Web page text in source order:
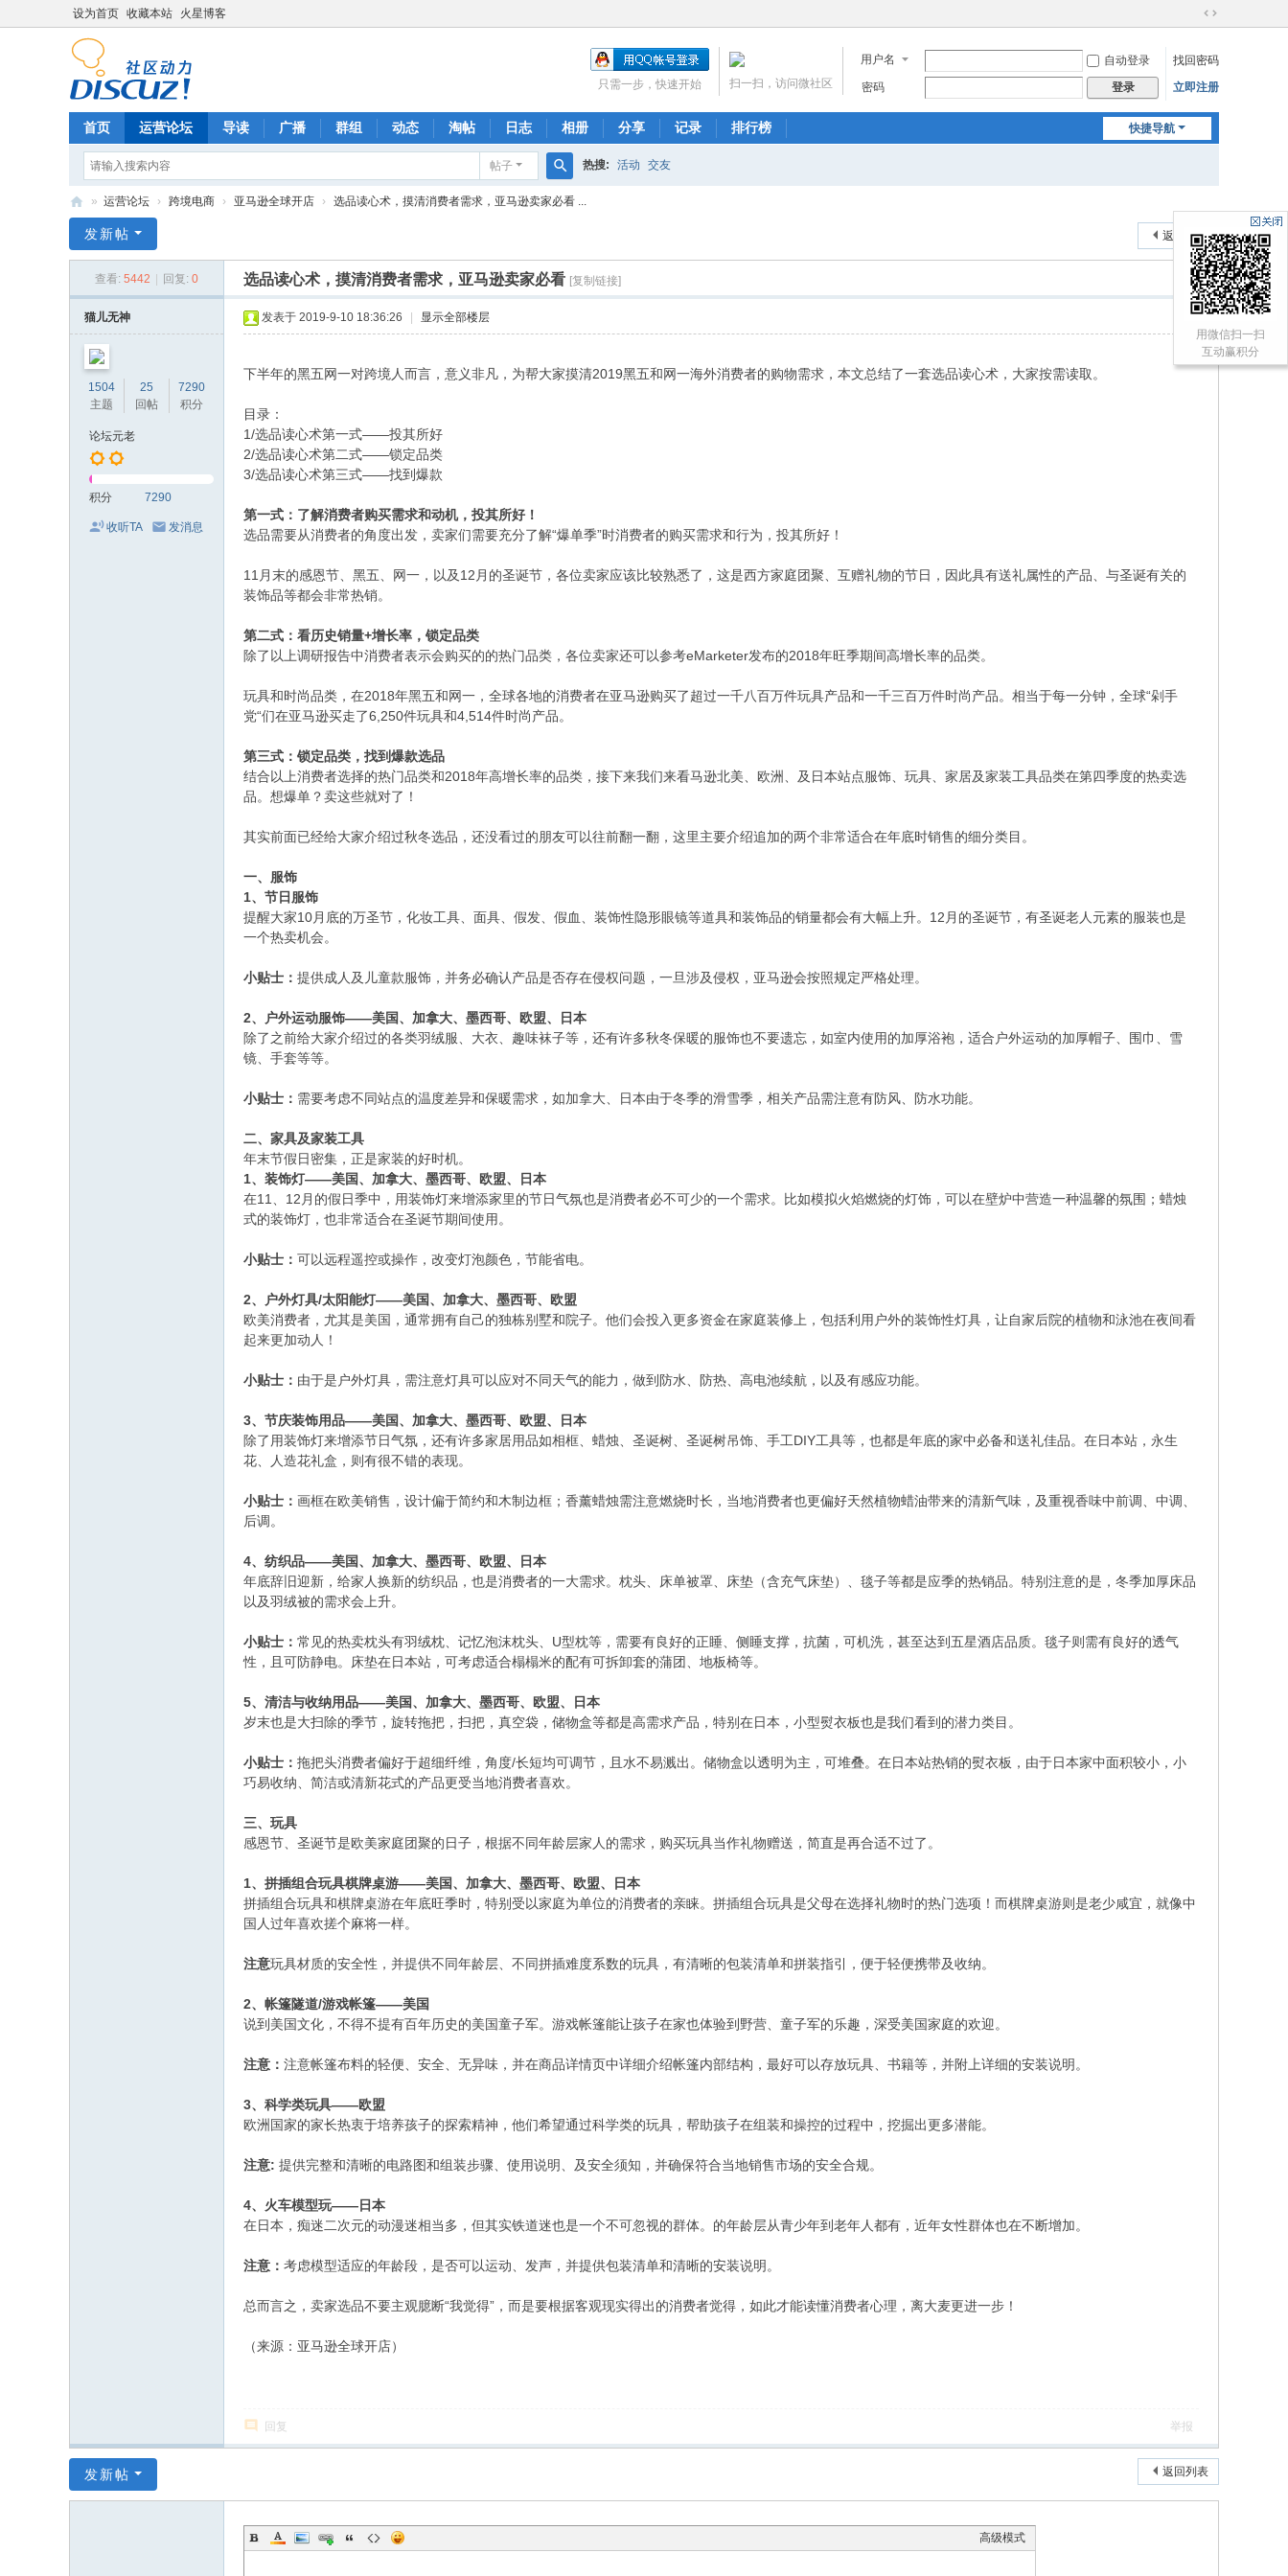
设为首页 收藏本站 火星博客
切
到
宽
用户名 自动登录
找回密码
密码
登录 立即注册
扫一扫，访问微社区
只需一步，快速开始
快捷导航
首页 运营论坛 导读 广播 群组 动态 淘帖 日志 相册 分享 记录 排行榜
帖子
搜
热搜: 活动 交友
商
» 运营论坛 › 跨境电商 › 亚马逊全球开店 › 选品读心术，摸清消费者需求，亚马逊卖家必看 ...
返回列表
发新帖
查看: 5442 回复: 0 选品读心术，摸清消费者需求，亚马逊卖家必看 [复制链接]
猫儿无神
1504
主题
25
回帖
7290
积分
论坛元老
积分 7290
收听TA 发消息
发表于 2019-9-10 18:36:26 显示全部楼层
下半年的黑五网一对跨境人而言，意义非凡，为帮大家摸清2019黑五和网一海外消费者的购物需求，本文总结了一套选品读心术，大家按需读取。
目录：
1/选品读心术第一式——投其所好
2/选品读心术第二式——锁定品类
3/选品读心术第三式——找到爆款
第一式：了解消费者购买需求和动机，投其所好！
选品需要从消费者的角度出发，卖家们需要充分了解“爆单季”时消费者的购买需求和行为，投其所好！
11月末的感恩节、黑五、网一，以及12月的圣诞节，各位卖家应该比较熟悉了，这是西方家庭团聚、互赠礼物的节日，因此具有送礼属性的产品、与圣诞有关的
装饰品等都会非常热销。
第二式：看历史销量+增长率，锁定品类
除了以上调研报告中消费者表示会购买的的热门品类，各位卖家还可以参考eMarketer发布的2018年旺季期间高增长率的品类。
玩具和时尚品类，在2018年黑五和网一，全球各地的消费者在亚马逊购买了超过一千八百万件玩具产品和一千三百万件时尚产品。相当于每一分钟，全球“剁手
党“们在亚马逊买走了6,250件玩具和4,514件时尚产品。
第三式：锁定品类，找到爆款选品
结合以上消费者选择的热门品类和 2018年高增长率的品类，接下来我们来看马逊北美、欧洲、及日本站点服饰、玩具、家居及家装工具品类在第四季度的热卖选
品。想爆单？卖这些就对了！
其实前面已经给大家介绍过秋冬选品，还没看过的朋友可以往前翻一翻，这里主要介绍追加的两个非常适合在年底时销售的细分类目。
一、服饰
1、节日服饰
提醒大家10月底的万圣节，化妆工具、面具、假发、假血、装饰性隐形眼镜等道具和装饰品的销量都会有大幅上升。12月的圣诞节，有圣诞老人元素的服装也是
一个热卖机会。
小贴士： 提供成人及儿童款服饰，并务必确认产品是否存在侵权问题，一旦涉及侵权，亚马逊会按照规定严格处理。
2、户外运动服饰——美国、加拿大、墨西哥、欧盟、日本
除了之前给大家介绍过的各类羽绒服、大衣、趣味袜子等，还有许多秋冬保暖的服饰也不要遗忘，如室内使用的加厚浴袍，适合户外运动的加厚帽子、围巾、雪
镜、手套等等。
小贴士： 需要考虑不同站点的温度差异和保暖需求，如加拿大、日本由于冬季的滑雪季，相关产品需注意有防风、防水功能。
二、家具及家装工具
年末节假日密集，正是家装的好时机。
1、装饰灯——美国、加拿大、墨西哥、欧盟、日本
在11、12月的假日季中，用装饰灯来增添家里的节日气氛也是消费者必不可少的一个需求。比如模拟火焰燃烧的灯饰，可以在壁炉中营造一种温馨的氛围；蜡烛
式的装饰灯，也非常适合在圣诞节期间使用。
小贴士： 可以远程遥控或操作，改变灯泡颜色，节能省电。
2、户外灯具/太阳能灯——美国、加拿大、墨西哥、欧盟
欧美消费者，尤其是美国，通常拥有自己的独栋别墅和院子。他们会投入更多资金在家庭装修上，包括利用户外的装饰性灯具，让自家后院的植物和泳池在夜间看
起来更加动人！
小贴士： 由于是户外灯具，需注意灯具可以应对不同天气的能力，做到防水、防热、高电池续航，以及有感应功能。
3、节庆装饰用品——美国、加拿大、墨西哥、欧盟、日本
除了用装饰灯来增添节日气氛，还有许多家居用品如相框、蜡烛、圣诞树、圣诞树吊饰、手工DIY工具等，也都是年底的家中必备和送礼佳品。在日本站，永生
花、人造花礼盒，则有很不错的表现。
小贴士： 画框在欧美销售，设计偏于简约和木制边框；香薰蜡烛需注意燃烧时长，当地消费者也更偏好天然植物蜡油带来的清新气味，及重视香味中前调、中调、
后调。
4、纺织品——美国、加拿大、墨西哥、欧盟、日本
年底辞旧迎新，给家人换新的纺织品，也是消费者的一大需求。枕头、床单被罩、床垫（含充气床垫）、毯子等都是应季的热销品。特别注意的是，冬季加厚床品
以及羽绒被的需求会上升。
小贴士： 常见的热卖枕头有羽绒枕、记忆泡沫枕头、 U型枕等，需要有良好的正睡、侧睡支撑，抗菌，可机洗，甚至达到五星酒店品质。毯子则需有良好的透气
性，且可防静电。床垫在日本站，可考虑适合榻榻米的配有可拆卸套的蒲团、地板椅等。
5、清洁与收纳用品——美国、加拿大、墨西哥、欧盟、日本
岁末也是大扫除的季节，旋转拖把，扫把，真空袋，储物盒等都是高需求产品，特别在日本，小型熨衣板也是我们看到的潜力类目。
小贴士： 拖把头消费者偏好于超细纤维，角度/长短均可调节，且水不易溅出。储物盒以透明为主，可堆叠。在日本站热销的熨衣板，由于日本家中面积较小，小
巧易收纳、简洁或清新花式的产品更受当地消费者喜欢。
三、玩具
感恩节、圣诞节是欧美家庭团聚的日子，根据不同年龄层家人的需求，购买玩具当作礼物赠送，简直是再合适不过了。
1、拼插组合玩具棋牌桌游——美国、加拿大、墨西哥、欧盟、日本
拼插组合玩具和棋牌桌游在年底旺季时，特别受以家庭为单位的消费者的亲睐。拼插组合玩具是父母在选择礼物时的热门选项！而棋牌桌游则是老少咸宜，就像中
国人过年喜欢搓个麻将一样。
注意玩具材质的安全性，并提供不同年龄层、不同拼插难度系数的玩具，有清晰的包装清单和拼装指引，便于轻便携带及收纳。
2、帐篷隧道/游戏帐篷——美国
说到美国文化，不得不提有百年历史的美国童子军。游戏帐篷能让孩子在家也体验到野营、童子军的乐趣，深受美国家庭的欢迎。
注意： 注意帐篷布料的轻便、安全、无异味，并在商品详情页中详细介绍帐篷内部结构，最好可以存放玩具、书籍等，并附上详细的安装说明。
3、科学类玩具——欧盟
欧洲国家的家长热衷于培养孩子的探索精神，他们希望通过科学类的玩具，帮助孩子在组装和操控的过程中，挖掘出更多潜能。
注意: 提供完整和清晰的电路图和组装步骤、使用说明、及安全须知，并确保符合当地销售市场的安全合规。
4、火车模型玩——日本
在日本，痴迷二次元的动漫迷相当多，但其实铁道迷也是一个不可忽视的群体。的年龄层从青少年到老年人都有，近年女性群体也在不断增加。
注意： 考虑模型适应的年龄段，是否可以运动、发声，并提供包装清单和清晰的安装说明。
总而言之，卖家选品不要主观臆断“我觉得”，而是要根据客观现实得出的消费者觉得，如此才能读懂消费者心理，离大麦更进一步！
（来源：亚马逊全球开店）
回复 举报
返回列表
发新帖
高级模式
用微信扫一扫
互动赢积分